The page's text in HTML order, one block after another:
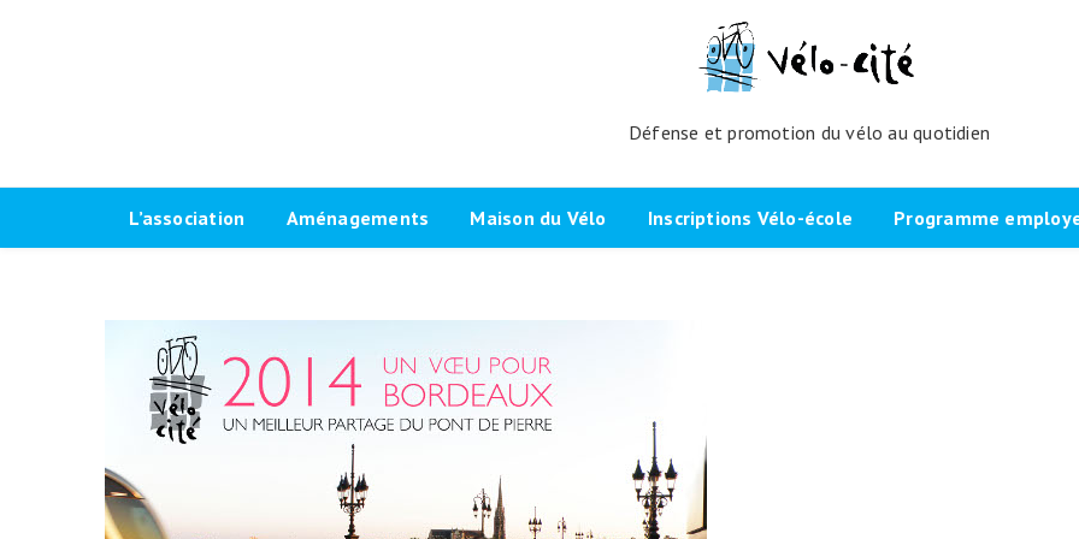
Défense et promotion du vélo au quotidien
L’association
Antennes locales
Agenda Vélo-Cité Bordeaux
Bulletin
Conseil d’administration
Aménagements
Plaidoyer 2020-2026
Signer la page de soutien
Les candidat.e.s engagé.e.s
Formations aménagements
cyclables
Pour une grande vélorue
bordelaise
Maison du Vélo
Fiches techniques
Les racines du projet
Marquage Bicycode
Prêt de vélo par TBM
Inscriptions Vélo-école
Scolaires
Programme